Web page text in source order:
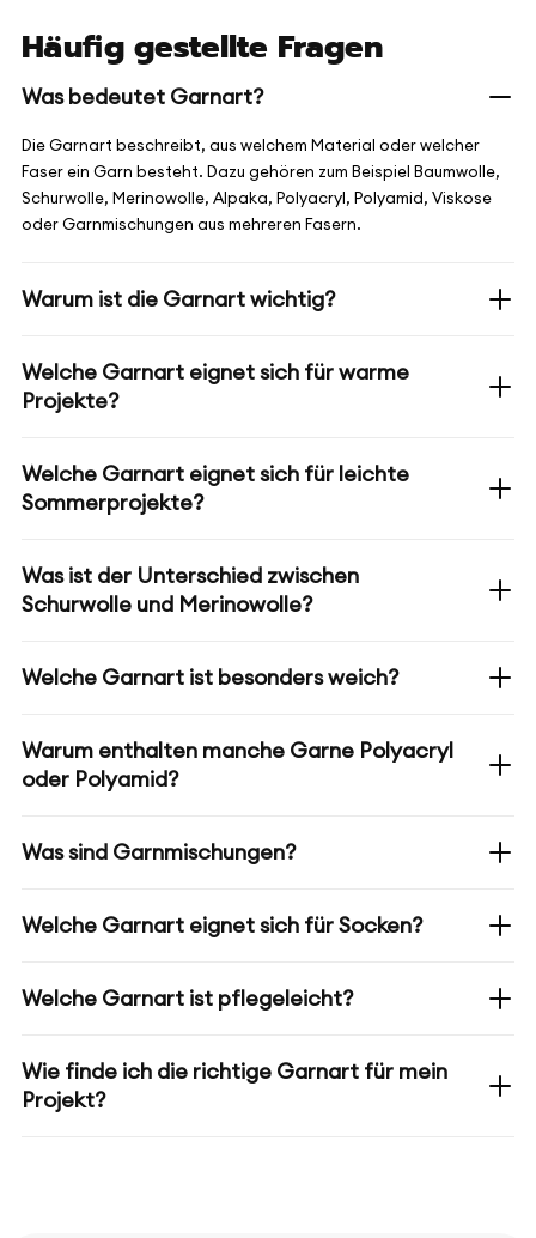
Häufig gestellte Fragen
Was bedeutet Garnart?
Die Garnart beschreibt, aus welchem Material oder welcher
Faser ein Garn besteht. Dazu gehören zum Beispiel Baumwolle,
Schurwolle, Merinowolle, Alpaka, Polyacryl, Polyamid, Viskose
oder Garnmischungen aus mehreren Fasern.
Warum ist die Garnart wichtig?
Welche Garnart eignet sich für warme
Projekte?
Welche Garnart eignet sich für leichte
Sommerprojekte?
Was ist der Unterschied zwischen
Schurwolle und Merinowolle?
Welche Garnart ist besonders weich?
Warum enthalten manche Garne Polyacryl
oder Polyamid?
Was sind Garnmischungen?
Welche Garnart eignet sich für Socken?
Welche Garnart ist pflegeleicht?
Wie finde ich die richtige Garnart für mein
Projekt?